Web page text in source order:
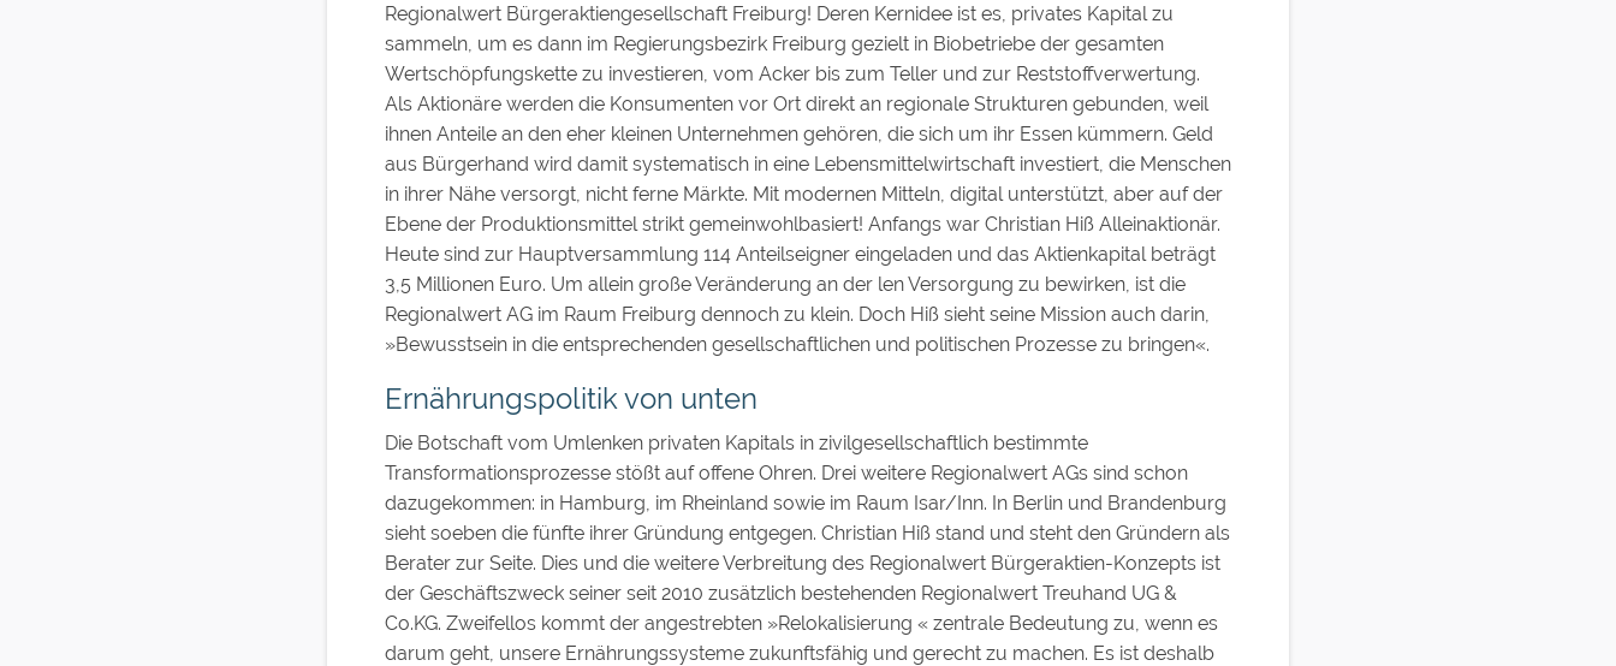
Regionalwert Bürgeraktiengesellschaft Freiburg! Deren Kernidee ist es, privates Kapital zu
sammeln, um es dann im Regierungsbezirk Freiburg gezielt in Biobetriebe der gesamten
Wertschöpfungskette zu investieren, vom Acker bis zum Teller und zur Reststoffverwertung.
Als Aktionäre werden die Konsumenten vor Ort direkt an regionale Strukturen gebunden, weil
ihnen Anteile an den eher kleinen Unternehmen gehören, die sich um ihr Essen kümmern. Geld
aus Bürgerhand wird damit systematisch in eine Lebensmittelwirtschaft investiert, die Menschen
in ihrer Nähe versorgt, nicht ferne Märkte. Mit modernen Mitteln, digital unterstützt, aber auf der
Ebene der Produktionsmittel strikt gemeinwohlbasiert! Anfangs war Christian Hiß Alleinaktionär.
Heute sind zur Hauptversammlung 114 Anteilseigner eingeladen und das Aktienkapital beträgt
3,5 Millionen Euro. Um allein große Veränderung an der len Versorgung zu bewirken, ist die
Regionalwert AG im Raum Freiburg dennoch zu klein. Doch Hiß sieht seine Mission auch darin,
»Bewusstsein in die entsprechenden gesellschaftlichen und politischen Prozesse zu bringen«.
Ernährungspolitik von unten
Die Botschaft vom Umlenken privaten Kapitals in zivilgesellschaftlich bestimmte
Transformationsprozesse stößt auf offene Ohren. Drei weitere Regionalwert AGs sind schon
dazugekommen: in Hamburg, im Rheinland sowie im Raum Isar/Inn. In Berlin und Brandenburg
sieht soeben die fünfte ihrer Gründung entgegen. Christian Hiß stand und steht den Gründern als
Berater zur Seite. Dies und die weitere Verbreitung des Regionalwert Bürgeraktien-Konzepts ist
der Geschäftszweck seiner seit 2010 zusätzlich bestehenden Regionalwert Treuhand UG &
Co.KG. Zweifellos kommt der angestrebten »Relokalisierung « zentrale Bedeutung zu, wenn es
darum geht, unsere Ernährungssysteme zukunftsfähig und gerecht zu machen. Es ist deshalb